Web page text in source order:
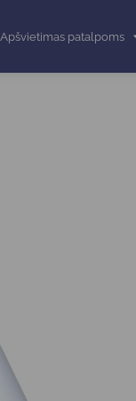
Apšvietimas patalpoms